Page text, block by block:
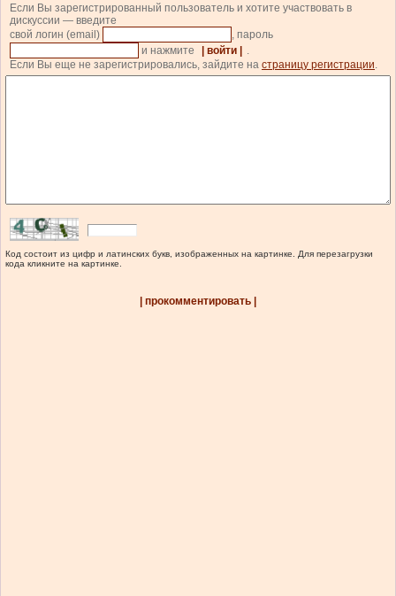
Если Вы зарегистрированный пользователь и хотите участвовать в
дискуссии — введите
свой логин (email)
, пароль
и нажмите
| войти |
.
Если Вы еще не зарегистрировались, зайдите на страницу регистрации.
Код состоит из цифр и латинских букв, изображенных на картинке. Для перезагрузки
кода кликните на картинке.
| прокомментировать |